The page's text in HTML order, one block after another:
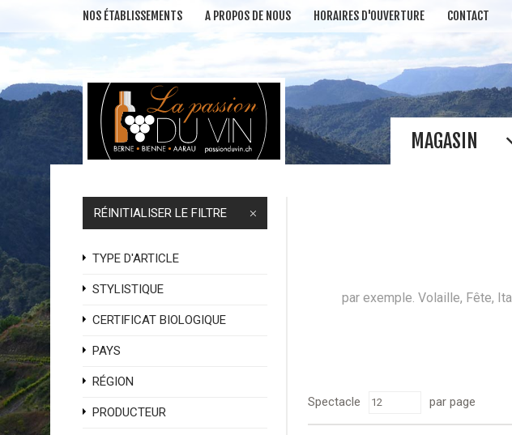
NOS ÉTABLISSEMENTS A PROPOS DE NOUS HORAIRES D'OUVERTURE CONTACT
MAGASIN
RÉINITIALISER LE FILTRE
TYPE D'ARTICLE
STYLISTIQUE
CERTIFICAT BIOLOGIQUE
PAYS
RÉGION
PRODUCTEUR
Spectacle par page